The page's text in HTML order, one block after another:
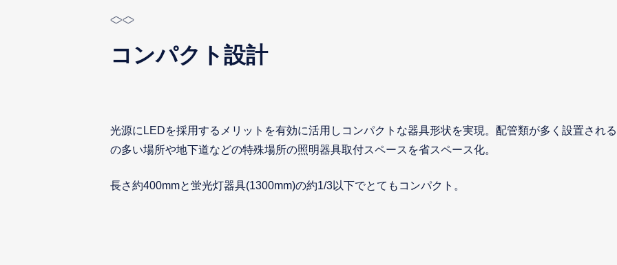
コンパクト設計
光源にLEDを採用するメリットを有効に活用しコンパクトな器具形状を実現。配管類が多く設置され
の多い場所や地下道などの特殊場所の照明器具取付スペースを省スペース化。
長さ約400mmと蛍光灯器具(1300mm)の約1/3以下でとてもコンパクト。